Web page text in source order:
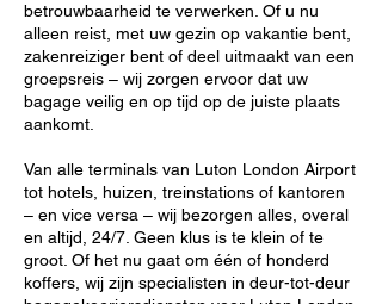
betrouwbaarheid te verwerken. Of u nu
alleen reist, met uw gezin op vakantie bent,
zakenreiziger bent of deel uitmaakt van een
groepsreis – wij zorgen ervoor dat uw
bagage veilig en op tijd op de juiste plaats
aankomt.
Van alle terminals van Luton London Airport
tot hotels, huizen, treinstations of kantoren
– en vice versa – wij bezorgen alles, overal
en altijd, 24/7. Geen klus is te klein of te
groot. Of het nu gaat om één of honderd
koffers, wij zijn specialisten in deur-tot-deur